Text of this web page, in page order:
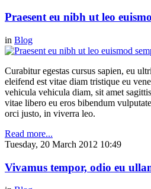
Praesent eu nibh ut leo
in Blog
Curabitur egestas cursus sapien, eu
eleifend est vitae diam tristique eu
vehicula vehicula diam, sit amet
vitae libero eu eros bibendum
orci justo, in viverra leo.
Read more...
Tuesday, 20 March 2012 10:49
Vivamus tempor, odio eu